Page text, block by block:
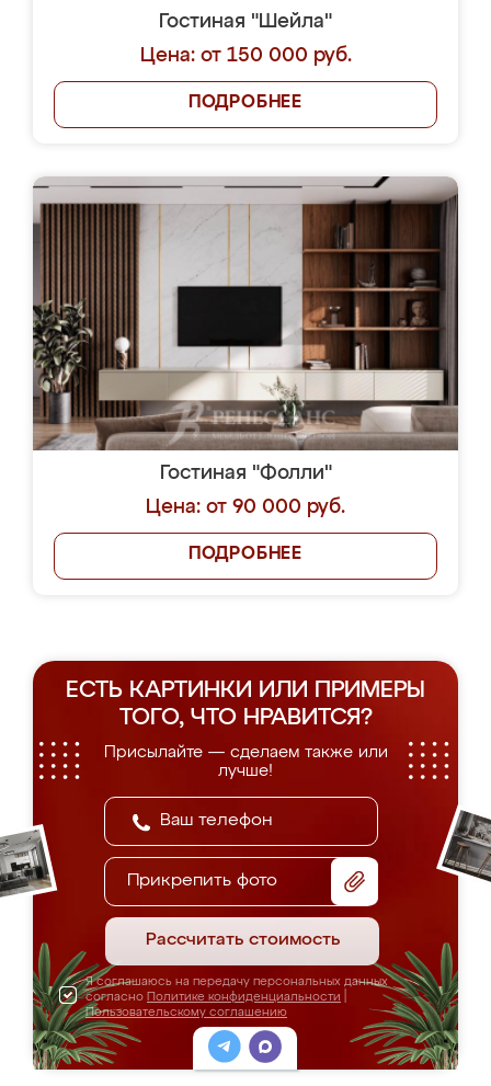
Гостиная "Шейла"
Цена: от 150 000 руб.
ПОДРОБНЕЕ
Гостиная "Фолли"
Цена: от 90 000 руб.
ПОДРОБНЕЕ
ЕСТЬ КАРТИНКИ ИЛИ ПРИМЕРЫ
ТОГО, ЧТО НРАВИТСЯ?
Присылайте — сделаем также или
лучше!
Прикрепить фото
Рассчитать стоимость
Я соглашаюсь на передачу персональных данных
согласно Политике конфиденциальности
Пользовательскому соглашению